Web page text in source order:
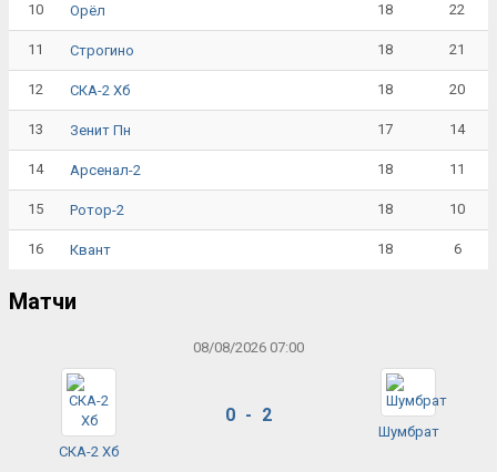
10 Орёл 18 22
11 Строгино 18 21
12 СКА-2 Хб 18 20
13 Зенит Пн 17 14
14 Арсенал-2 18 11
15 Ротор-2 18 10
16 Квант 18 6
Матчи
08/08/2026 07:00
СКА-2 Хб
0 - 2
Шумбрат